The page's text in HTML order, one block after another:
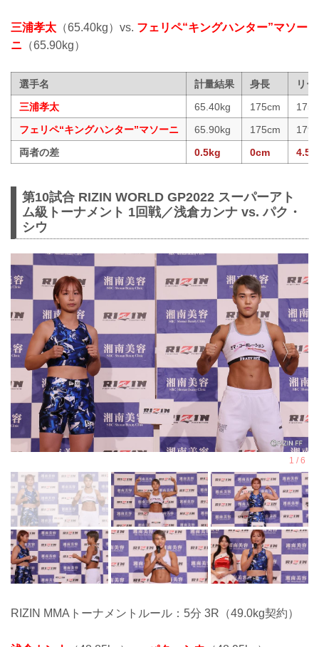
三浦孝太 （65.40kg）vs. フェリペ“キングハンター”マソー
ニ （65.90kg）
選手名 計量結果 身長
リー
三浦孝太
65.40kg 175cm
フェリペ“キングハンター”マソーニ
65.90kg 175cm
両者の差
0.5kg 0cm
第10試合 RIZIN WORLD GP2022 スーパーアト
ム級トーナメント 1回戦／浅倉カンナ vs. パク・
シウ
RIZIN MMAトーナメントルール：5分 3R（49.0kg契約）